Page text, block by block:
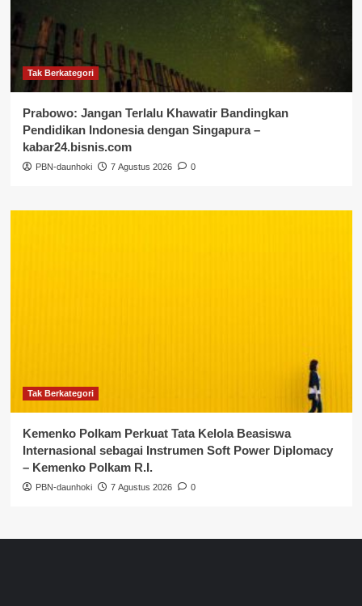
Tak Berkategori
Prabowo: Jangan Terlalu Khawatir Bandingkan
Pendidikan Indonesia dengan Singapura –
kabar24.bisnis.com
PBN-daunhoki 7 Agustus 2026 0
Tak Berkategori
Kemenko Polkam Perkuat Tata Kelola Beasiswa
Internasional sebagai Instrumen Soft Power Diplomacy
– Kemenko Polkam R.I.
PBN-daunhoki 7 Agustus 2026 0